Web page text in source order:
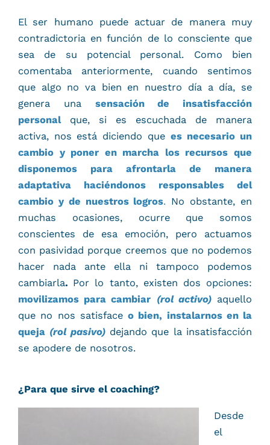
El ser humano puede actuar de manera muy
contradictoria en función de lo consciente que
sea de su potencial personal. Como bien
comentaba anteriormente, cuando sentimos
que algo no va bien en nuestro día a día, se
genera una sensación de insatisfacción
personalque, si es escuchada de manera
activa, nos está diciendo que es necesario un
cambio y poner en marcha los recursos que
disponemos para afrontarla de manera
adaptativa haciéndonos responsables del
cambio y de nuestros logros. No obstante, en
muchas ocasiones, ocurre que somos
conscientes de esa emoción, pero actuamos
con pasividad porque creemos que no podemos
hacer nada ante ella ni tampoco podemos
cambiarla. Por lo tanto, existen dos opciones:
movilizamos para cambiar (rol activo)aquello
que no nos satisface o bien, instalarnos en la
queja (rol pasivo)dejando que la insatisfacción
se apodere de nosotros.
¿Para que sirve el coaching?
Desde
el